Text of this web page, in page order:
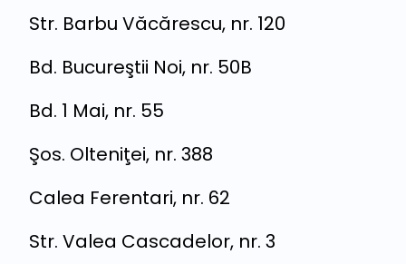
Str. Barbu Văcărescu, nr. 120
Bd. Bucureştii Noi, nr. 50B
Bd. 1 Mai, nr. 55
Şos. Olteniţei, nr. 388
Calea Ferentari, nr. 62
Str. Valea Cascadelor, nr. 3